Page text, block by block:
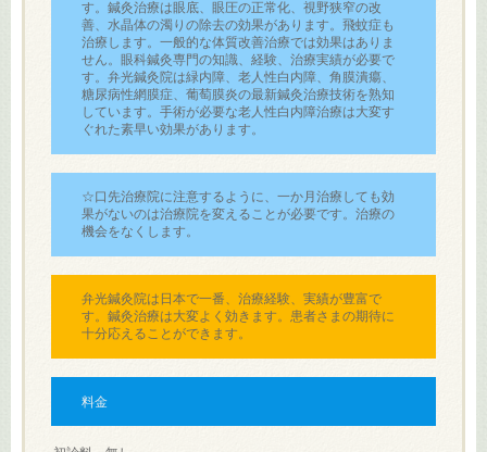
す。鍼灸治療は眼底、眼圧の正常化、視野狭窄の改
善、水晶体の濁りの除去の効果があります。飛蚊症も
治療します。一般的な体質改善治療では効果はありま
せん。眼科鍼灸専門の知識、経験、治療実績が必要で
す。弁光鍼灸院は緑内障、老人性白内障、角膜潰瘍、
糖尿病性網膜症、葡萄膜炎の最新鍼灸治療技術を熟知
しています。手術が必要な老人性白内障治療は大変す
ぐれた素早い効果があります。
☆口先治療院に注意するように、一か月治療しても効
果がないのは治療院を変えることが必要です。治療の
機会をなくします。
弁光鍼灸院は日本で一番、治療経験、実績が豊富で
す。鍼灸治療は大変よく効きます。患者さまの期待に
十分応えることができます。
料金